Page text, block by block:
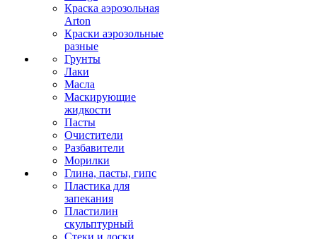
Краска аэрозольная
Arton
Краски аэрозольные
разные
Грунты
Лаки
Масла
Маскирующие
жидкости
Пасты
Очистители
Разбавители
Морилки
Глина, пасты, гипс
Пластика для
запекания
Пластилин
скульптурный
Стеки и доски